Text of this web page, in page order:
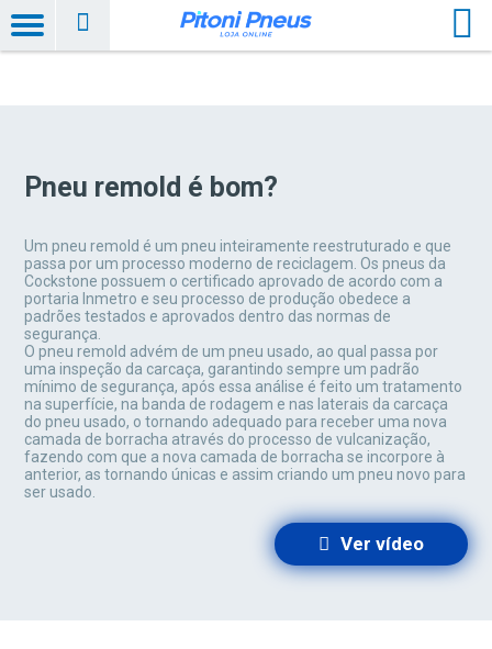
Pneu remold é bom?
Um pneu remold é um pneu inteiramente reestruturado e que
passa por um processo moderno de reciclagem. Os pneus da
Cockstone possuem o certificado aprovado de acordo com a
portaria Inmetro e seu processo de produção obedece a
padrões testados e aprovados dentro das normas de
segurança.
O pneu remold advém de um pneu usado, ao qual passa por
uma inspeção da carcaça, garantindo sempre um padrão
mínimo de segurança, após essa análise é feito um tratamento
na superfície, na banda de rodagem e nas laterais da carcaça
do pneu usado, o tornando adequado para receber uma nova
camada de borracha através do processo de vulcanização,
fazendo com que a nova camada de borracha se incorpore à
anterior, as tornando únicas e assim criando um pneu novo para
ser usado.
Ver vídeo